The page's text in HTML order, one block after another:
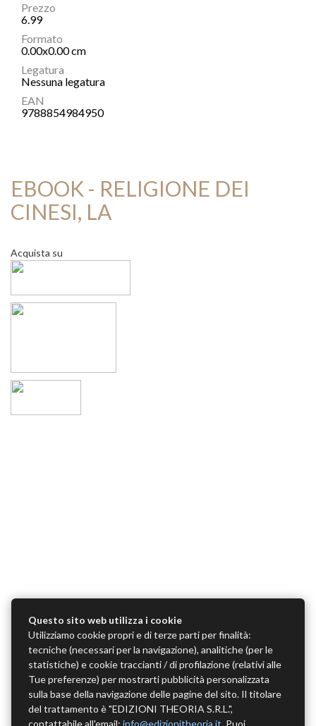
Prezzo
6.99
Formato
0.00x0.00 cm
Legatura
Nessuna legatura
EAN
9788854984950
EBOOK - RELIGIONE DEI
CINESI, LA
Acquista su
Questo sito web utilizza i cookie
Utilizziamo cookie propri e di terze parti per finalità:
tecniche (necessari per la navigazione), analitiche (per le
statistiche) e cookie traccianti / di profilazione (relativi alle
Tue preferenze) per mostrarti pubblicità personalizzata
sulla base della navigazione delle pagine del sito. Il titolare
del trattamento è "EDIZIONI THEORIA S.R.L.",
contattabile all'email: info@edizionitheoria.it. Puoi